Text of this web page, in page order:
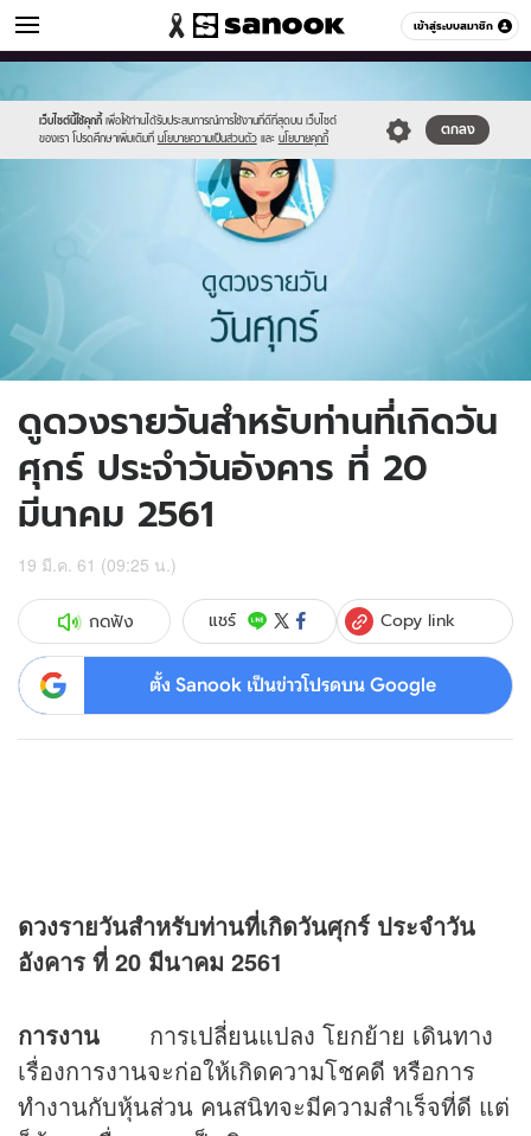
เข้าสู่ระบบสมาชิก
ดูดวง หมวดอื่นๆ
เว็บไซต์นี้ใช้คุกกี้ เพื่อให้ท่านได้รับประสบการณ์การใช้งานที่ดีที่สุดบน เว็บไซต์
ของเรา โปรดศึกษาเพิ่มเติมที่ นโยบายความเป็นส่วนตัว และ นโยบายคุกกี้
ตกลง
//s.isanook.com/sr/0/images/logo-
new-
sanook.png
//s.isanook.com/ho/0/ud/fxd/day/6_fri.jpg
ดูดวงรายวันสำหรับท่านที่เกิดวัน
ศุกร์ ประจำวันอังคาร ที่ 20
มีนาคม 2561
19 มี.ค. 61 (09:25 น.)
กดฟัง แชร์ Copy link
ตั้ง Sanook เป็นข่าวโปรดบน Google
ดวงรายวันสำหรับท่านที่เกิดวันศุกร์ ประจำวัน
อังคาร ที่ 20 มีนาคม 2561
การงาน การเปลี่ยนแปลง โยกย้าย เดินทาง
เรื่องการงานจะก่อให้เกิดความโชคดี หรือการ
ทำงานกับหุ้นส่วน คนสนิทจะมีความสำเร็จที่ดี แต่